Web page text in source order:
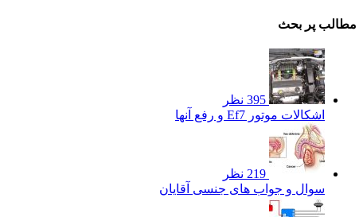
مطالب پر بحث
395 نظر
اشکالات موتور Ef7 و رفع آنها
219 نظر
سوال و جواب های جنسی آقایان